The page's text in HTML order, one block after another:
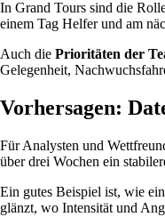
In Grand Tours sind die
einem Tag Helfer und am
Auch die Prioritäten der
Gelegenheit,
Vorhersagen:
Für Analysten und
über drei Wochen ein
Ein gutes Beispiel ist, wie
glänzt, wo Intensität und